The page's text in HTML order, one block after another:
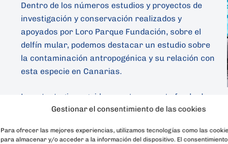
Gestionar el consentimiento de las cookies
Para ofrecer las mejores experiencias, utilizamos tecnologías como las
para almacenar y/o acceder a la información del dispositivo. El
Dentro de los números estudios y proyectos de
investigación y conservación realizados y
apoyados por Loro Parque Fundación, sobre el
delfín mular, podemos destacar un estudio sobre
la contaminación antropogénica y su relación con
esta especie en Canarias.
La estrategia seguida en este proyecto fue la de
realizar comparaciones de los niveles de
delfines y otras especies de cetáceos, como entre
mundo, a fin de determinar indirectamente el estado